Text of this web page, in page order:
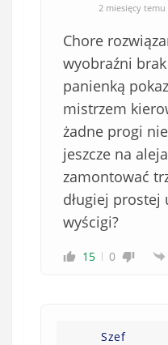
2 miesięcy temu
Chore
wyobraźni
panienką
mistrzem
żadne progi
jeszcze na
zamontować
długiej prostej
wyścigi?
15 0
Szef